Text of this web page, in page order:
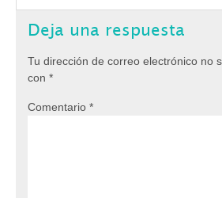
Deja una respuesta
Tu dirección de correo electrónico no
con *
Comentario *